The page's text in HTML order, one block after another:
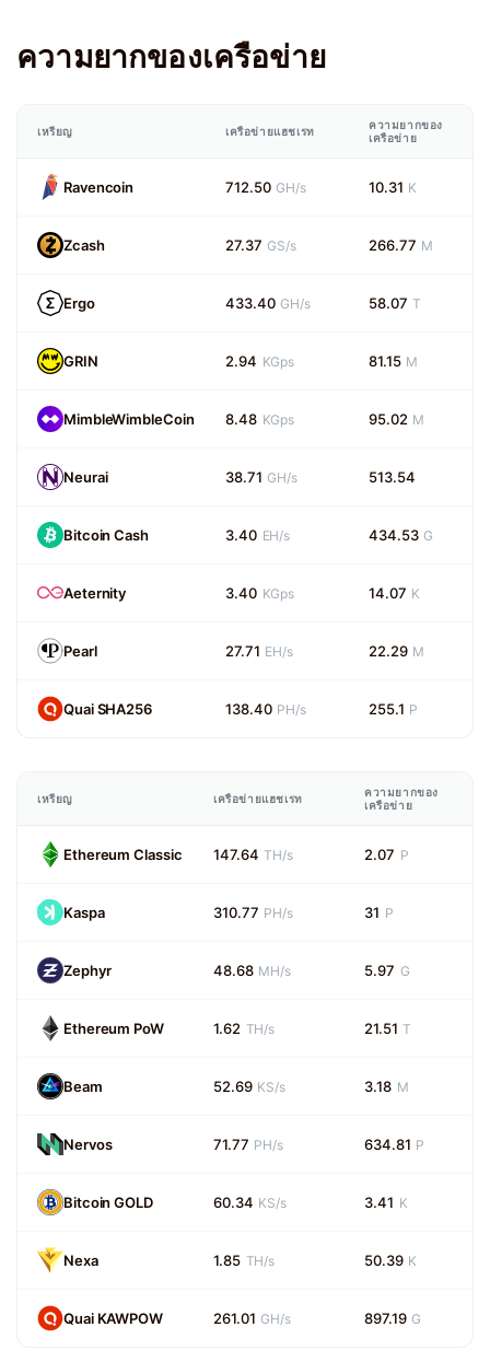
ความยากของเครือข่าย
เหรียญ เครือข่ายแฮชเรท
ความยากของ
เครือข่าย
Ravencoin 712.50 GH/s 10.31 K
Zcash 27.37 GS/s 266.77 M
Ergo 433.40 GH/s 58.07 T
GRIN 2.94 KGps 81.15 M
MimbleWimbleCoin 8.48 KGps 95.02 M
Neurai 38.71 GH/s 513.54
Bitcoin Cash 3.40 EH/s 434.53 G
Aeternity 3.40 KGps 14.07 K
Pearl 27.71 EH/s 22.29 M
Quai SHA256 138.40 PH/s 255.1 P
เหรียญ เครือข่ายแฮชเรท
ความยากของ
เครือข่าย
Ethereum Classic 147.64 TH/s 2.07 P
Kaspa 310.77 PH/s 31 P
Zephyr 48.68 MH/s 5.97 G
Ethereum PoW 1.62 TH/s 21.51 T
Beam 52.69 KS/s 3.18 M
Nervos 71.77 PH/s 634.81 P
Bitcoin GOLD 60.34 KS/s 3.41 K
Nexa 1.85 TH/s 50.39 K
Quai KAWPOW 261.01 GH/s 897.19 G